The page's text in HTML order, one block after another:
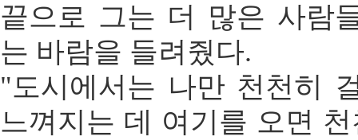
끝으로 그는 더 많은 사람
는 바람을 들려줬다.
"도시에서는 나만 천천히
느껴지는 데 여기를 오면